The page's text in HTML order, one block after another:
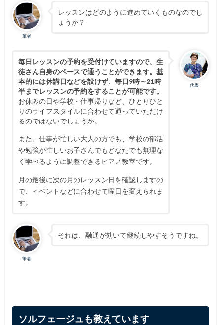
筆者
レッスンはどのように進めていくものなのでし
ょうか？
代表
毎日レッスンの予約を受付けていますので、生
徒さん自身のペースで通うことができます。基
本的には休講日などを設けず、毎日9時～21時
半までレッスンの予約をすることが可能です。
お休みの日や学校・仕事帰りなど、ひとりひと
りのライフスタイルに合わせて通っていただけ
るのではないでしょうか。
また、仕事が忙しい大人の方でも、学校の部活
や勉強が忙しいお子さんでもどなたでも無理な
く学べるように調整できるピアノ教室です。
月の最後に次の月のレッスン日を確認しますの
で、イベントなどに合わせて曜日を変えられま
す。
筆者
それは、融通が効いて継続しやすそうですね。
ソルフェージュも教えています